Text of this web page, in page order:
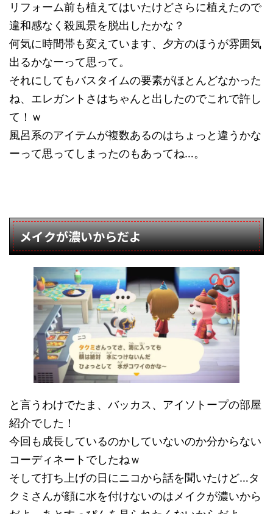
リフォーム前も植えてはいたけどさらに植えたので
違和感なく殺風景を脱出したかな？
何気に時間帯も変えています、夕方のほうが雰囲気
出るかなーって思って。
それにしてもバスタイムの要素がほとんどなかった
ね、エレガントさはちゃんと出したのでこれで許し
て！ｗ
風呂系のアイテムが複数あるのはちょっと違うかな
ーって思ってしまったのもあってね…。
メイクが濃いからだよ
と言うわけでたま、バッカス、アイソトープの部屋
紹介でした！
今回も成長しているのかしていないのか分からない
コーディネートでしたねｗ
そして打ち上げの日にニコから話を聞いたけど…タ
クミさんが顔に水を付けないのはメイクが濃いから